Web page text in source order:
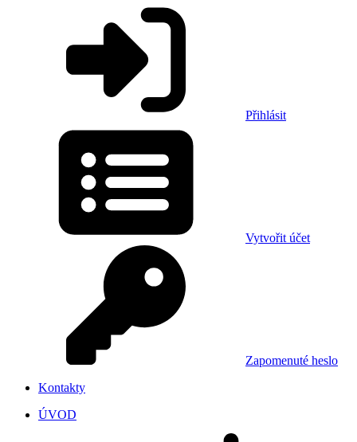
Přihlásit
Vytvořit účet
Zapomenuté heslo
Kontakty
ÚVOD